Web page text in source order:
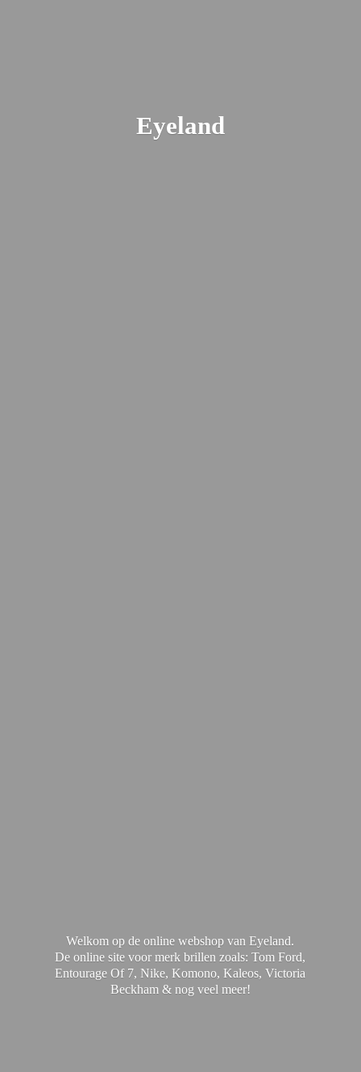
Eyeland
Welkom op de online webshop van Eyeland.
De online site voor merk brillen zoals: Tom Ford,
Entourage Of 7, Nike, Komono, Kaleos, Victoria
Beckham & nog veel meer!